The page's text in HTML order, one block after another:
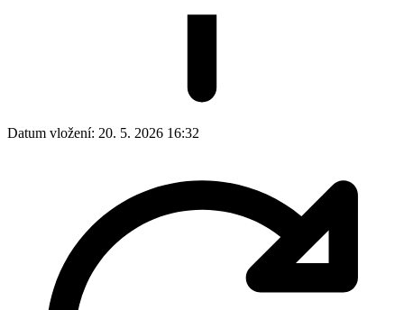
Datum vložení: 20. 5. 2026 16:32